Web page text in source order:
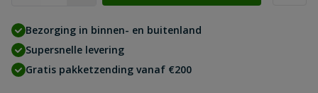
Bezorging in binnen- en buitenland
Supersnelle levering
Gratis pakketzending vanaf €200